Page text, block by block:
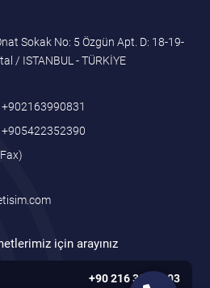
Sokak No: 5 Özgün Apt. D: 18-19-
/ ISTANBUL - TÜRKİYE
+902163990831
+905422352390
için arayınız
+90 216 305 7103